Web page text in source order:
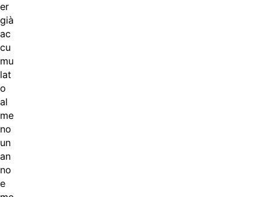
er
già
ac
cu
mu
lat
o
al
me
no
un
an
no
e